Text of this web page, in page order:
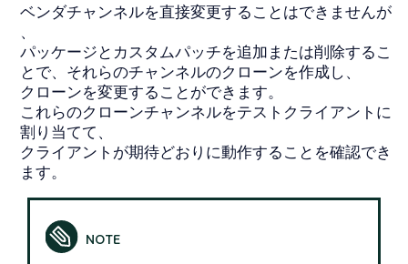
ベンダチャンネルを直接変更することはできませんが
、
パッケージとカスタムパッチを追加または削除するこ
とで、それらのチャンネルのクローンを作成し、
クローンを変更することができます。
これらのクローンチャンネルをテストクライアントに
割り当てて、
クライアントが期待どおりに動作することを確認でき
ます。